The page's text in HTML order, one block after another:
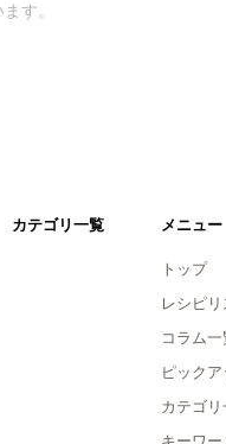
す。
カテゴリ一覧 メニュー
トップ
レシピリ
コラム一
ピック
カテゴリ